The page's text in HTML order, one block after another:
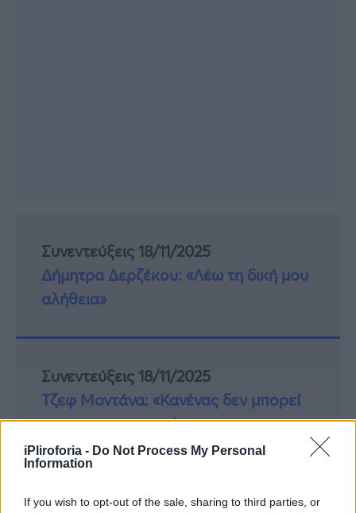
iPliroforia - Do Not Process My Personal
Information
If you wish to opt-out of the sale, sharing to third parties, or
Συνεντεύξεις 18/11/2025
Δήμητρα Δερζέκου: «Λέω τη δική μου
αλήθεια»
Συνεντεύξεις 18/11/2025
Τζεφ Μοντάνα: «Κανένας δεν μπορεί
να σου πει ποιος είσαι»